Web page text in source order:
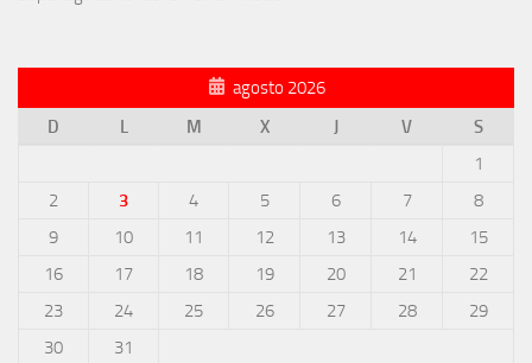
agosto 2026
D
L M X J V
S
1
2
3 4 5 6 7
8
9
10 11 12 13 14
15
16
17 18 19 20 21
22
23
24 25 26 27 28
29
30
31